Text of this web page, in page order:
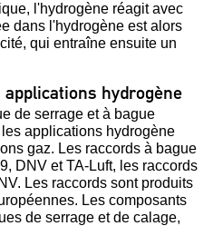
l'hydrogène réagit avec
dans l'hydrogène est alors
qui entraîne ensuite un
hydrogène
de serrage et à bague
applications hydrogène
gaz. Les raccords à bague
DNV et TA-Luft, les raccords
Les raccords sont produits
Les composants
de serrage et de calage,